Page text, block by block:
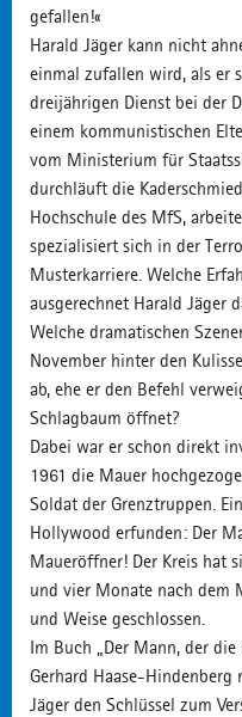
gefallen!«
Harald Jäger kann nicht
einmal zufallen wird, als er
dreijährigen Dienst bei der
einem kommunistischen
vom Ministerium für
durchläuft die
Hochschule des MfS,
spezialisiert sich in der
Musterkarriere. Welche
ausgerechnet Harald Jäger
Welche dramatischen
November hinter den
ab, ehe er den Befehl
Schlagbaum öffnet?
Dabei war er schon direkt
1961 die Mauer
Soldat der Grenztruppen.
Hollywood erfunden: Der
Maueröffner! Der Kreis hat
und vier Monate nach dem
und Weise geschlossen.
Im Buch „Der Mann, der
Gerhard Haase-
Jäger den Schlüssel zum